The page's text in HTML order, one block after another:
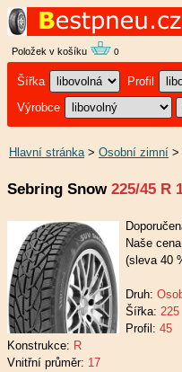
Položek v košíku 0
Šířka Profil
Výrobce
Hlavní stránka> Osobní zimní >
Sebring Snow225/45 R
Naše
(sleva 40
Druh:
Šířka: 225
Profil: 45
Konstrukce: R
Vnitřní průměr: 17